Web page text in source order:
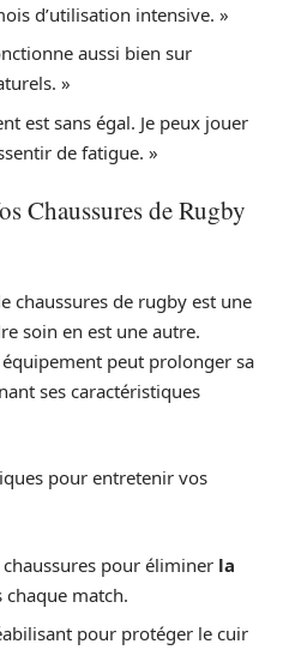
d’utilisation intensive. »
aussi bien sur
»
est sans égal. Je peux jouer
de fatigue. »
Chaussures de Rugby
chaussures de rugby est une
soin en est une autre.
peut prolonger sa
ses caractéristiques
pour entretenir vos
pour éliminer la
match.
pour protéger le cuir